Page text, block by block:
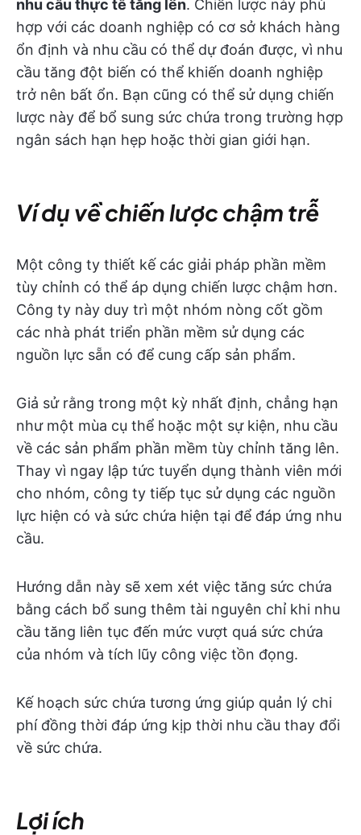
nhu cầu thực tế tăng lên. Chiến lược này phù
hợp với các doanh nghiệp có cơ sở khách hàng
ổn định và nhu cầu có thể dự đoán được, vì nhu
cầu tăng đột biến có thể khiến doanh nghiệp
trở nên bất ổn. Bạn cũng có thể sử dụng chiến
lược này để bổ sung sức chứa trong trường hợp
ngân sách hạn hẹp hoặc thời gian giới hạn.
Ví dụ về chiến lược chậm trễ
Một công ty thiết kế các giải pháp phần mềm
tùy chỉnh có thể áp dụng chiến lược chậm hơn.
Công ty này duy trì một nhóm nòng cốt gồm
các nhà phát triển phần mềm sử dụng các
nguồn lực sẵn có để cung cấp sản phẩm.
Giả sử rằng trong một kỳ nhất định, chẳng hạn
như một mùa cụ thể hoặc một sự kiện, nhu cầu
về các sản phẩm phần mềm tùy chỉnh tăng lên.
Thay vì ngay lập tức tuyển dụng thành viên mới
cho nhóm, công ty tiếp tục sử dụng các nguồn
lực hiện có và sức chứa hiện tại để đáp ứng nhu
cầu.
Hướng dẫn này sẽ xem xét việc tăng sức chứa
bằng cách bổ sung thêm tài nguyên chỉ khi nhu
cầu tăng liên tục đến mức vượt quá sức chứa
của nhóm và tích lũy công việc tồn đọng.
Kế hoạch sức chứa tương ứng giúp quản lý chi
phí đồng thời đáp ứng kịp thời nhu cầu thay đổi
về sức chứa.
Lợi ích